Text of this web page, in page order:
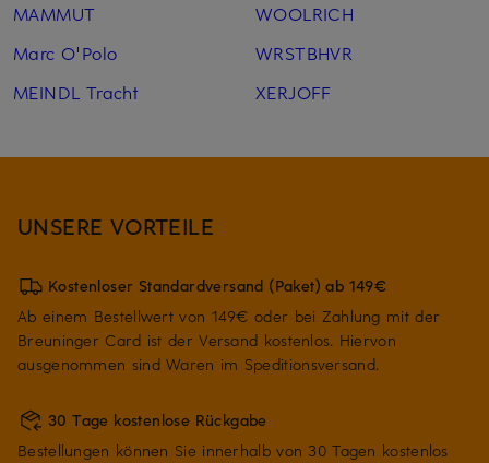
MAMMUT
Marc O'Polo
MEINDL Tracht
WOOLRICH
WRSTBHVR
XERJOFF
UNSERE VORTEILE
Kostenloser Standardversand (Paket) ab 149€
Ab einem Bestellwert von 149€ oder bei Zahlung mit der
Breuninger Card ist der Versand kostenlos. Hiervon
ausgenommen sind Waren im Speditionsversand.
30 Tage kostenlose Rückgabe
Bestellungen können Sie innerhalb von 30 Tagen kostenlos